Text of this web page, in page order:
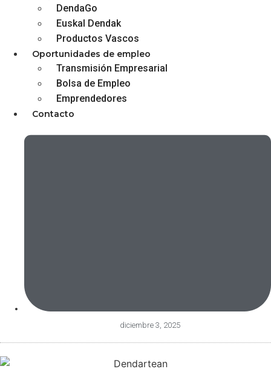
DendaGo
Euskal Dendak
Productos Vascos
Oportunidades de empleo
Transmisión Empresarial
Bolsa de Empleo
Emprendedores
Contacto
diciembre 3, 2025